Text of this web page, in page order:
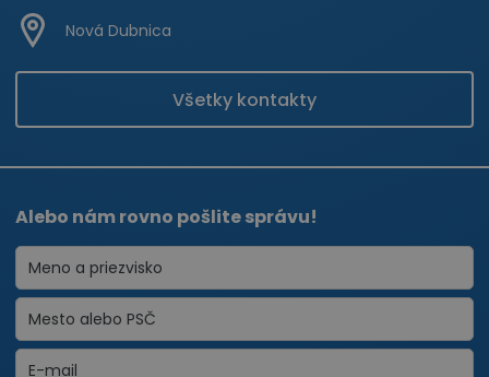
Nová Dubnica
Všetky kontakty
Alebo nám rovno pošlite správu!